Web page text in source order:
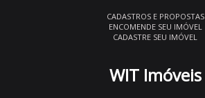
CADASTROS E PROPOSTAS
ENCOMENDE SEU IMÓVEL
CADASTRE SEU IMÓVEL
WIT Imóveis